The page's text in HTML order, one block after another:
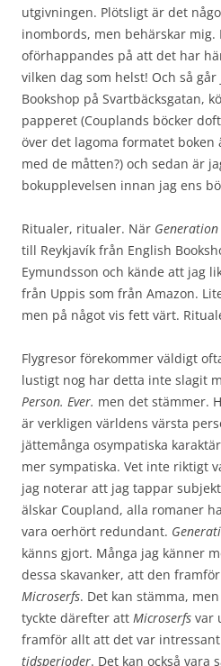
utgivningen. Plötsligt är det
inombords, men behärskar mig.
oförhappandes på att det har
vilken dag som helst! Och så
Bookshop på Svartbäcksgatan,
papperet (Couplands böcker
över det lagoma formatet boken
med de måtten?) och sedan är
bokupplevelsen innan jag ens
Ritualer, ritualer. När Generation
till Reykjavík från English
Eymundsson och kände att jag
från Uppis som från Amazon.
men på något vis fett värt.
Flygresor förekommer väldigt
lustigt nog har detta inte slagit
Person. Ever. men det stämmer.
är verkligen världens värsta
jättemånga osympatiska
mer sympatiska. Vet inte riktigt
jag noterar att jag tappar
älskar Coupland, alla romaner
vara oerhört redundant.
känns gjort. Många jag känner
dessa skavanker, att den
Microserfs. Det kan stämma,
tyckte därefter att Microserfs var
framför allt att det var
tidsperioder. Det kan också vara